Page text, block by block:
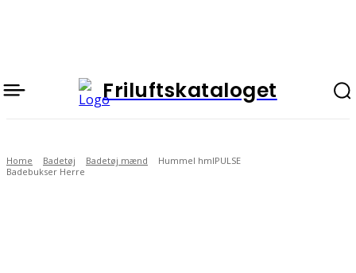
Friluftskataloget
Home Badetøj Badetøj mænd
Hummel hmlPULSE
Badebukser Herre